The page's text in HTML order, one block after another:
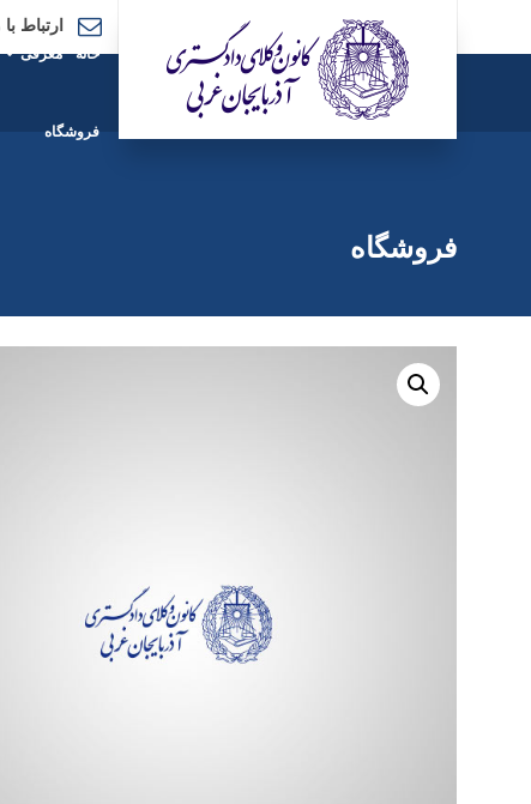
ارتباط با
خانه معرفی
فروشگاه
فروشگاه